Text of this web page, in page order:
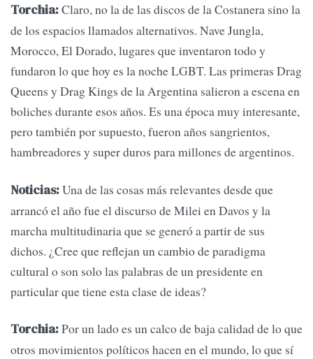
Torchia:Claro, no la de las discos de la Costanera sino la
de los espacios llamados alternativos. Nave Jungla,
Morocco, El Dorado, lugares que inventaron todo y
fundaron lo que hoy es la noche LGBT. Las primeras Drag
Queens y Drag Kings de la Argentina salieron a escena en
boliches durante esos años. Es una época muy interesante,
pero también por supuesto, fueron años sangrientos,
hambreadores y super duros para millones de argentinos.
Noticias:Una de las cosas más relevantes desde que
arrancó el año fue el discurso de Milei en Davos y la
marcha multitudinaria que se generó a partir de sus
dichos. ¿Cree que reflejan un cambio de paradigma
cultural o son solo las palabras de un presidente en
particular que tiene esta clase de ideas?
Torchia:Por un lado es un calco de baja calidad de lo que
otros movimientos políticos hacen en el mundo, lo que sí